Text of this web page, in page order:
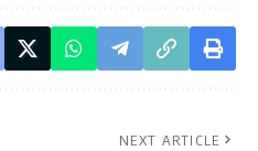
NEXT ARTICLE